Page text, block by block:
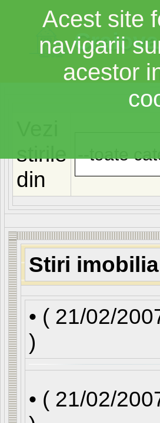
Craiova
stirile
din
Stiri
• ( 21/02/
)
• ( 21/02/
Acest site
navigarii
acestor